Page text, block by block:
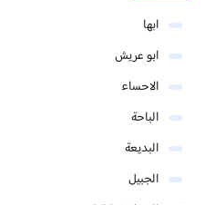
ابها
ابو عريش
الاحساء
الباحة
البديعة
الجبيل